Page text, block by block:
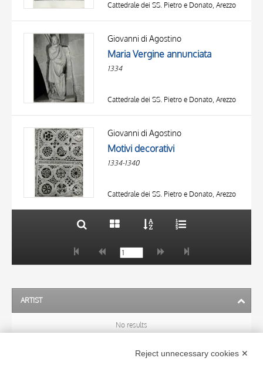
Cattedrale dei SS. Pietro e Donato, Arezzo
Giovanni di Agostino
Maria Vergine annunciata
1334
Cattedrale dei SS. Pietro e Donato, Arezzo
Giovanni di Agostino
Motivi decorativi
1334-1340
Cattedrale dei SS. Pietro e Donato, Arezzo
TITLE
AUTHOR
20 RESULTS
ARTIST
No results
Reject unnecessary cookies ✕